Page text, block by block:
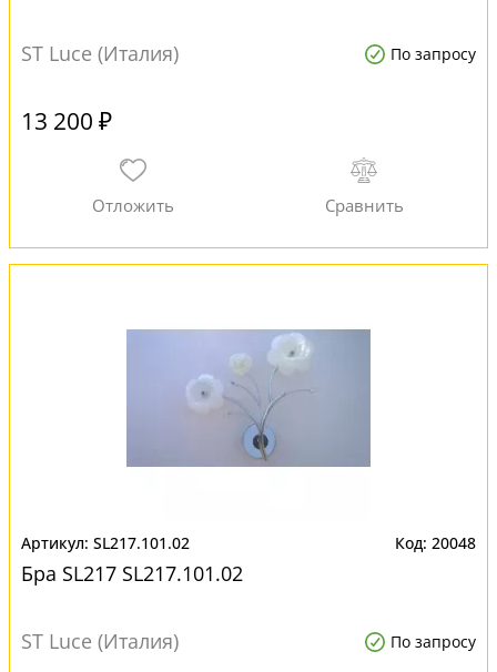
ST Luce (Италия) По запросу
13 200 ₽
SL217.101.02 20048
Бра SL217 SL217.101.02
ST Luce (Италия) По запросу